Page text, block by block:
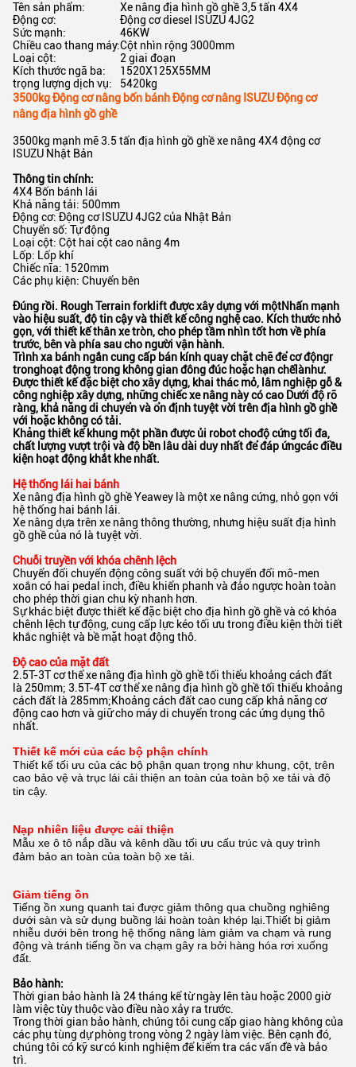
Tên sản phẩm:
Xe nâng địa hình gồ ghề 3,5 tấn 4X4
Động cơ:
Động cơ diesel ISUZU 4JG2
Sức mạnh:
46KW
Chiều cao thang máy:Cột nhìn rộng 3000mm
Loại cột:
2 giai đoạn
Kích thước ngã ba:
1520X125X55MM
trọng lượng dịch vụ:
5420kg
3500kg Động cơ nâng bốn bánh Động cơ nâng ISUZU Động cơ
nâng địa hình gồ ghề
3500kg mạnh mẽ 3.5 tấn địa hình gồ ghề xe nâng 4X4 động cơ
ISUZU Nhật Bản
Thông tin chính:
4X4 Bốn bánh lái
Khả năng tải: 500mm
Động cơ: Động cơ ISUZU 4JG2 của Nhật Bản
Chuyển số: Tự động
Loại cột: Cột hai cột cao nâng 4m
Lốp: Lốp khí
Chiếc nĩa: 1520mm
Các phụ kiện: Chuyển bên
Đúng rồi. Rough Terrain forklift được xây dựng với mộtNhấn mạnh
vào hiệu suất, độ tin cậy và thiết kế công nghệ cao. Kích thước nhỏ
gọn, với thiết kế thân xe tròn, cho phép tầm nhìn tốt hơn về phía
trước, bên và phía sau cho người vận hành.
Trình xa bánh ngắn cung cấp bán kính quay chặt chẽ để cơ độngr
tronghoạt động trong không gian đông đúc hoặc hạn chếlànhư.
Được thiết kế đặc biệt cho xây dựng, khai thác mỏ, lâm nghiệpgỗ &
công nghiệp xây dựng, những chiếc xe nâng này có cao Dưới độ rõ
ràng, khả năng di chuyển và ổn định tuyệt vời trên địa hình gồ ghề
với hoặc không có tải.
Khẳng thiết kế khung một phần được ủi robot chođộ cứng tối đa,
chất lượng vượt trội và độ bền lâu dài duy nhất để đáp ứngcác điều
kiện hoạt động khắt khe nhất.
Hệ thống lái hai bánh
Xe nâng địa hình gồ ghề Yeawey là một xe nâng cứng, nhỏ gọn với
hệ thống hai bánh lái.
Xe nâng dựa trên xe nâng thông thường, nhưng hiệu suất địa hình
gồ ghề của nó là tuyệt vời.
Chuỗi truyền với khóa chênh lệch
Chuyển đổi chuyển động công suất với bộ chuyển đổi mô-men
xoắn có hai pedal inch, điều khiển phanh và đảo ngược hoàn toàn
cho phép thời gian chu kỳ nhanh hơn.
Sự khác biệt được thiết kế đặc biệt cho địa hình gồ ghề và có khóa
chênh lệch tự động, cung cấp lực kéo tối ưu trong điều kiện thời tiết
khắc nghiệt và bề mặt hoạt động thô.
Độ cao của mặt đất
2.5T-3T cơ thể xe nâng địa hình gồ ghề tối thiểu khoảng cách đất
là 250mm; 3.5T-4T cơ thể xe nâng địa hình gồ ghề tối thiểu khoảng
cách đất là 285mm;Khoảng cách đất cao cung cấp khả năng cơ
động cao hơn và giữ cho máy di chuyển trong các ứng dụng thô
nhất.
Thiết kế mới của các bộ phận chính
Thiết kế tối ưu của các bộ phận quan trọng như khung, cột, trên
cao bảo vệ và trục lái cải thiện an toàn của toàn bộ xe tải và độ
tin cậy.
Nạp nhiên liệu được cải thiện
Mẫu xe ô tô nắp dầu và kênh dầu tối ưu cấu trúc và quy trình
đảm bảo an toàn của toàn bộ xe tải.
Giảm tiếng ồn
Tiếng ồn xung quanh tai được giảm thông qua chuồng nghiêng
dưới sàn và sử dụng buồng lái hoàn toàn khép lại.Thiết bị giảm
nhiễu dưới bên trong hệ thống nâng làm giảm va chạm và rung
động và tránh tiếng ồn va chạm gây ra bởi hàng hóa rơi xuống
đất.
Bảo hành:
Thời gian bảo hành là 24 tháng kể từ ngày lên tàu hoặc 2000 giờ
làm việc tùy thuộc vào điều nào xảy ra trước.
Trong thời gian bảo hành, chúng tôi cung cấp giao hàng không của
các phụ tùng dự phòng trong vòng 2 ngày làm việc. Bên cạnh đó,
chúng tôi có kỹ sư có kinh nghiệm để kiểm tra các vấn đề và bảo
trì.